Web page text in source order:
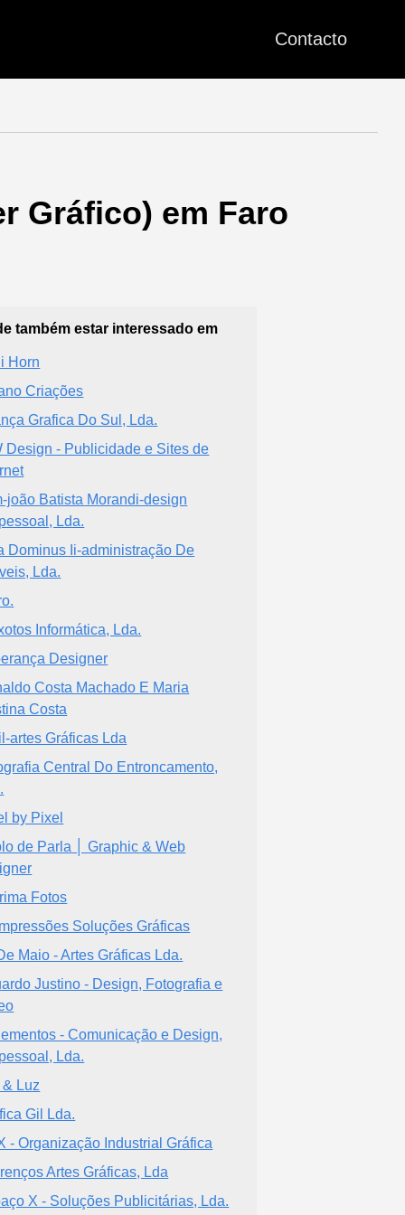
Contacto
Gráfico) em Faro
também estar interessado em
Horn
Criações
Grafica Do Sul, Lda.
Design - Publicidade e Sites de
joão Batista Morandi-design
Lda.
Dominus Ii-administração De
Lda.
Informática, Lda.
Designer
Costa Machado E Maria
Costa
artes Gráficas Lda
Central Do Entroncamento,
by Pixel
de Parla │ Graphic & Web
Fotos
Soluções Gráficas
Maio - Artes Gráficas Lda.
Justino - Design, Fotografia e
- Comunicação e Design,
Lda.
Luz
Gil Lda.
- Organização Industrial Gráfica
Artes Gráficas, Lda
X - Soluções Publicitárias, Lda.